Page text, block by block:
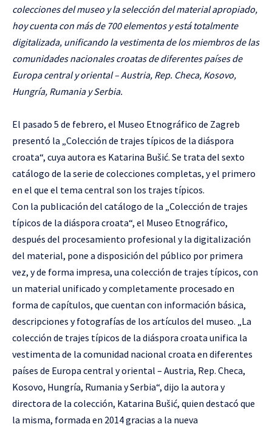
colecciones del museo y la selección del material apropiado,
hoy cuenta con más de 700 elementos y está totalmente
digitalizada, unificando la vestimenta de los miembros de las
comunidades nacionales croatas de diferentes países de
Europa central y oriental – Austria, Rep. Checa, Kosovo,
Hungría, Rumania y Serbia.
El pasado 5 de febrero, el Museo Etnográfico de Zagreb
presentó la „Colección de trajes típicos de la diáspora
croata“, cuya autora es Katarina Bušić. Se trata del sexto
catálogo de la serie de colecciones completas, y el primero
en el que el tema central son los trajes típicos.
Con la publicación del catálogo de la „Colección de trajes
típicos de la diáspora croata“, el Museo Etnográfico,
después del procesamiento profesional y la digitalización
del material, pone a disposición del público por primera
vez, y de forma impresa, una colección de trajes típicos, con
un material unificado y completamente procesado en
forma de capítulos, que cuentan con información básica,
descripciones y fotografías de los artículos del museo. „La
colección de trajes típicos de la diáspora croata unifica la
vestimenta de la comunidad nacional croata en diferentes
países de Europa central y oriental – Austria, Rep. Checa,
Kosovo, Hungría, Rumania y Serbia“, dijo la autora y
directora de la colección, Katarina Bušić, quien destacó que
la misma, formada en 2014 gracias a la nueva